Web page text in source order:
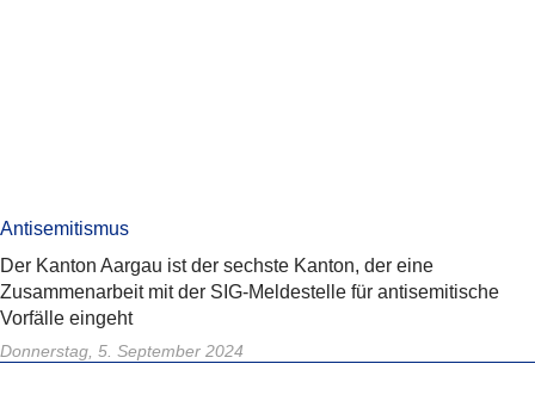
Antisemitismus
Der Kanton Aargau ist der sechste Kanton, der eine
Zusammenarbeit mit der SIG-Meldestelle für antisemitische
Vorfälle eingeht
Donnerstag, 5. September 2024